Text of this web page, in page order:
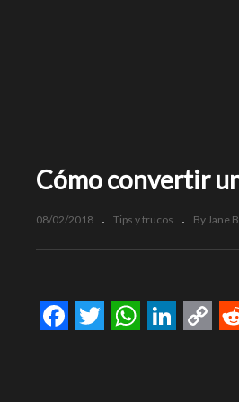
Cómo convertir
08/02/2018 Tips y trucos By Jane